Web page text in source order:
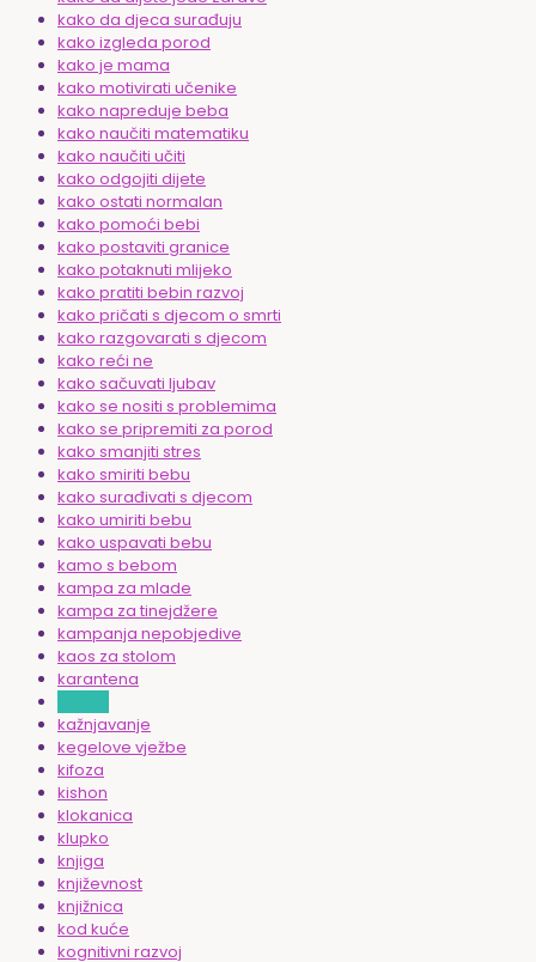
kako da djeca surađuju
kako izgleda porod
kako je mama
kako motivirati učenike
kako napreduje beba
kako naučiti matematiku
kako naučiti učiti
kako odgojiti dijete
kako ostati normalan
kako pomoći bebi
kako postaviti granice
kako potaknuti mlijeko
kako pratiti bebin razvoj
kako pričati s djecom o smrti
kako razgovarati s djecom
kako reći ne
kako sačuvati ljubav
kako se nositi s problemima
kako se pripremiti za porod
kako smanjiti stres
kako smiriti bebu
kako surađivati s djecom
kako umiriti bebu
kako uspavati bebu
kamo s bebom
kampa za mlade
kampa za tinejdžere
kampanja nepobjedive
kaos za stolom
karantena
kažnjavanje
kegelove vježbe
kifoza
kishon
klokanica
klupko
knjiga
književnost
knjižnica
kod kuće
kognitivni razvoj